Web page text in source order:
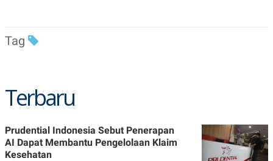
Tag
Terbaru
Prudential Indonesia Sebut Penerapan
AI Dapat Membantu Pengelolaan Klaim
Kesehatan